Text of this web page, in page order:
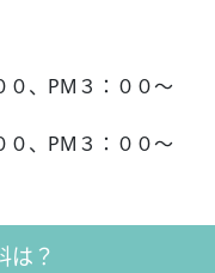
０、PM３：００～
０、PM３：００～
は？